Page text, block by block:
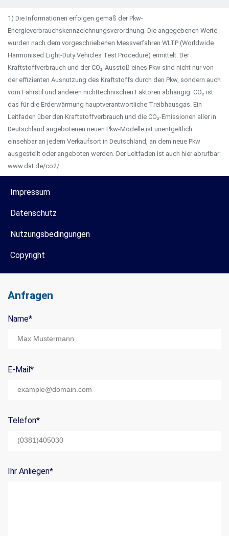
1) Die Informationen erfolgen gemäß der Pkw-
Energieverbrauchskennzeichnungsverordnung. Die angegebenen Werte
wurden nach dem vorgeschriebenen Messverfahren WLTP (Worldwide
Harmonised Light-Duty Vehicles Test Procedure) ermittelt. Der
Kraftstoffverbrauch und der CO₂-Ausstoß eines Pkw sind nicht nur von
der effizienten Ausnutzung des Kraftstoffs durch den Pkw, sondern auch
vom Fahrstil und anderen nichttechnischen Faktoren abhängig. CO₂ ist
das für die Erderwärmung hauptverantwortliche Treibhausgas. Ein
Leitfaden über den Kraftstoffverbrauch und die CO₂-Emissionen aller in
Deutschland angebotenen neuen Pkw-Modelle ist unentgeltlich
einsehbar an jedem Verkaufsort in Deutschland, an dem neue Pkw
ausgestellt oder angeboten werden. Der Leitfaden ist auch hier abrufbar:
www.dat.de/co2/
Impressum
Datenschutz
Nutzungsbedingungen
Copyright
Anfragen
Mail Title:
Name*
E-Mail*
Telefon*
Ihr Anliegen*